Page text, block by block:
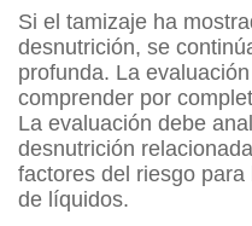
Si el tamizaje ha
desnutrición, se
profunda. La
comprender por
La evaluación debe
desnutrición
factores del riesgo
de líquidos.